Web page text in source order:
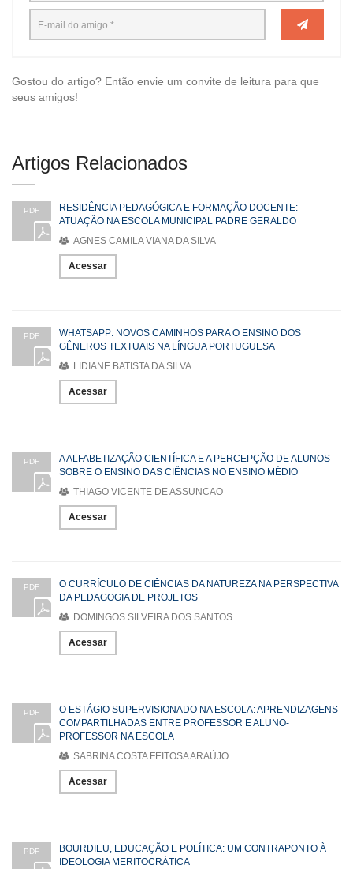
Gostou do artigo? Então envie um convite de leitura para que
seus amigos!
Artigos Relacionados
PDF
RESIDÊNCIA PEDAGÓGICA E FORMAÇÃO DOCENTE:
ATUAÇÃO NA ESCOLA MUNICIPAL PADRE GERALDO
AGNES CAMILA VIANA DA SILVA
Acessar
PDF
WHATSAPP: NOVOS CAMINHOS PARA O ENSINO DOS
GÊNEROS TEXTUAIS NA LÍNGUA PORTUGUESA
LIDIANE BATISTA DA SILVA
Acessar
PDF
A ALFABETIZAÇÃO CIENTÍFICA E A PERCEPÇÃO DE ALUNOS
SOBRE O ENSINO DAS CIÊNCIAS NO ENSINO MÉDIO
THIAGO VICENTE DE ASSUNCAO
Acessar
PDF
O CURRÍCULO DE CIÊNCIAS DA NATUREZA NA PERSPECTIVA
DA PEDAGOGIA DE PROJETOS
DOMINGOS SILVEIRA DOS SANTOS
Acessar
PDF
O ESTÁGIO SUPERVISIONADO NA ESCOLA: APRENDIZAGENS
COMPARTILHADAS ENTRE PROFESSOR E ALUNO-
PROFESSOR NA ESCOLA
SABRINA COSTA FEITOSA ARAÚJO
Acessar
PDF
BOURDIEU, EDUCAÇÃO E POLÍTICA: UM CONTRAPONTO À
IDEOLOGIA MERITOCRÁTICA